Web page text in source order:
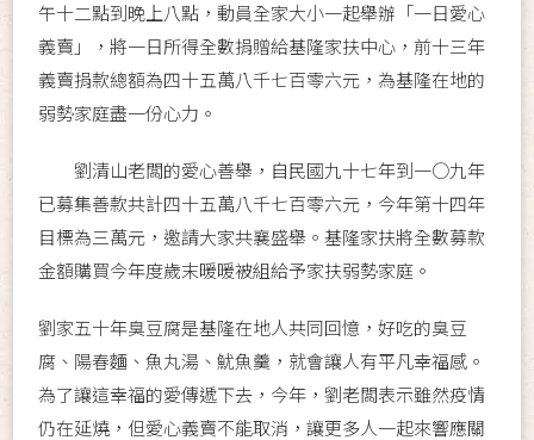
午十二點到晚上八點，動員全家大小一起舉辦「一日愛心
義賣」，將一日所得全數捐贈給基隆家扶中心，前十三年
義賣捐款總額為四十五萬八千七百零六元，為基隆在地的
弱勢家庭盡一份心力。
劉清山老闆的愛心善舉，自民國九十七年到一○九年
已募集善款共計四十五萬八千七百零六元，今年第十四年
目標為三萬元，邀請大家共襄盛舉。基隆家扶將全數募款
金額購買今年度歲末暖暖被組給予家扶弱勢家庭。
劉家五十年臭豆腐是基隆在地人共同回憶，好吃的臭豆
腐、陽春麵、魚丸湯、魷魚羹，就會讓人有平凡幸福感。
為了讓這幸福的愛傳遞下去，今年，劉老闆表示雖然疫情
仍在延燒，但愛心義賣不能取消，讓更多人一起來響應關